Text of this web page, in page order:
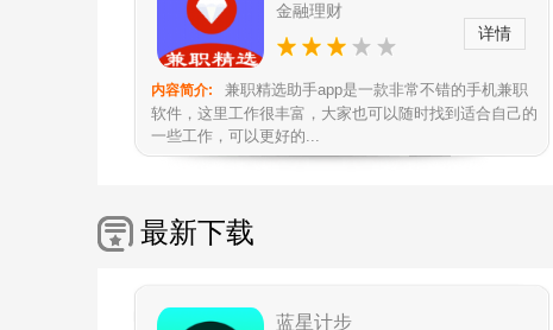
金融理财
详情
内容简介:
兼职精选助手app是一款非常不错的手机兼职
软件，这里工作很丰富，大家也可以随时找到适合自己的
一些工作，可以更好的...
最新下载
蓝星计步